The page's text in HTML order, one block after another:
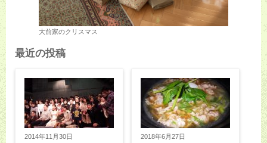
大前家のクリスマス
最近の投稿
2014年11月30日
2018年6月27日